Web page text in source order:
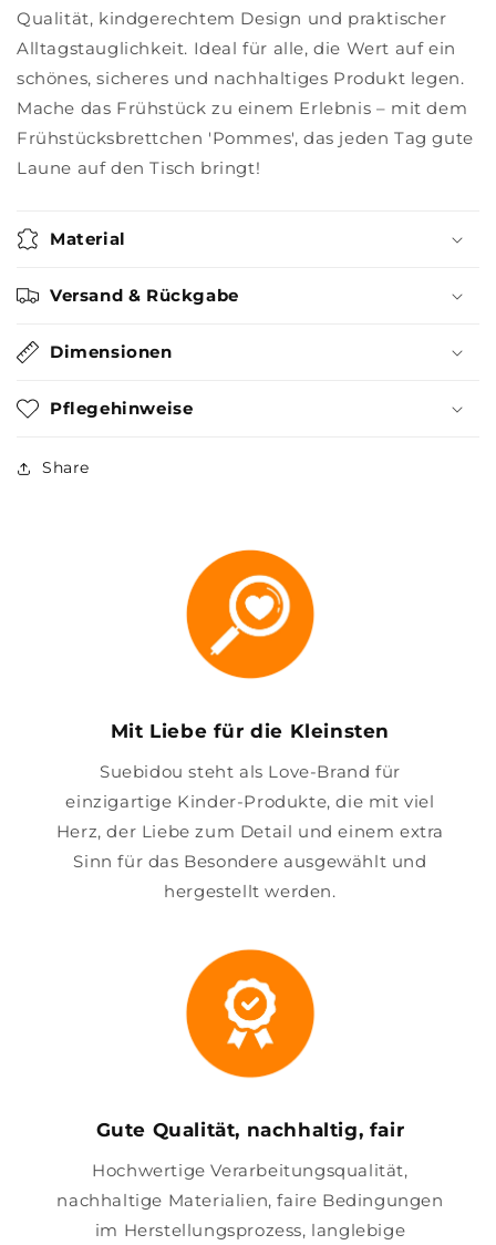
Qualität, kindgerechtem Design und praktischer
Alltagstauglichkeit. Ideal für alle, die Wert auf ein
schönes, sicheres und nachhaltiges Produkt legen.
Mache das Frühstück zu einem Erlebnis – mit dem
Frühstücksbrettchen 'Pommes', das jeden Tag gute
Laune auf den Tisch bringt!
Material
Versand & Rückgabe
Dimensionen
Pflegehinweise
Share
Mit Liebe für die Kleinsten
Suebidou steht als Love-Brand für
einzigartige Kinder-Produkte, die mit viel
Herz, der Liebe zum Detail und einem extra
Sinn für das Besondere ausgewählt und
hergestellt werden.
Gute Qualität, nachhaltig, fair
Hochwertige Verarbeitungsqualität,
nachhaltige Materialien, faire Bedingungen
im Herstellungsprozess, langlebige